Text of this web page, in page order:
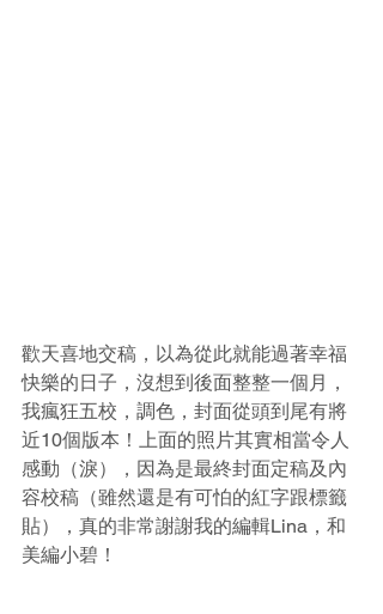
歡天喜地交稿，以為從此就能過著幸福
快樂的日子，沒想到後面整整一個月，
我瘋狂五校，調色，封面從頭到尾有將
近10個版本！上面的照片其實相當令人
感動（淚），因為是最終封面定稿及內
容校稿（雖然還是有可怕的紅字跟標籤
貼），真的非常謝謝我的編輯Lina，和
美編小碧！